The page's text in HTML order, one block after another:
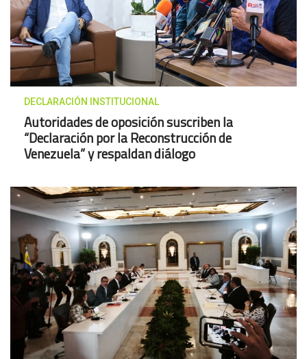
DECLARACIÓN INSTITUCIONAL
Autoridades de oposición suscriben la
“Declaración por la Reconstrucción de
Venezuela” y respaldan diálogo